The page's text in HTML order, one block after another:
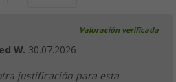
Valoración verificada
W. 30.07.2026
justificación para esta